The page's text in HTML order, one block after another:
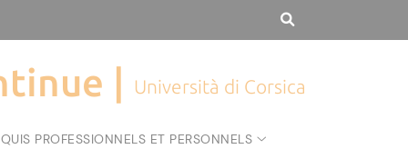
| Università di Corsica
PROFESSIONNELS ET PERSONNELS